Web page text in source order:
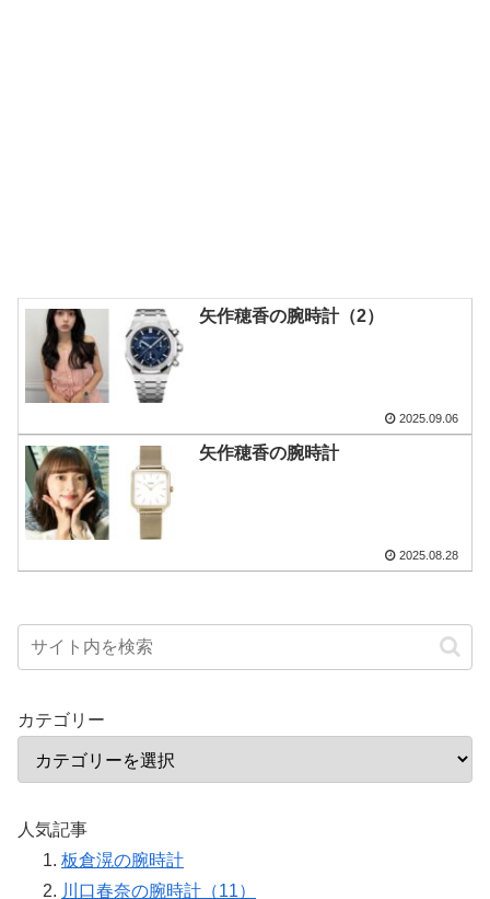
矢作穂香の腕時計（2）
2025.09.06
矢作穂香の腕時計
2025.08.28
カテゴリー
人気記事
板倉滉の腕時計
川口春奈の腕時計（11）